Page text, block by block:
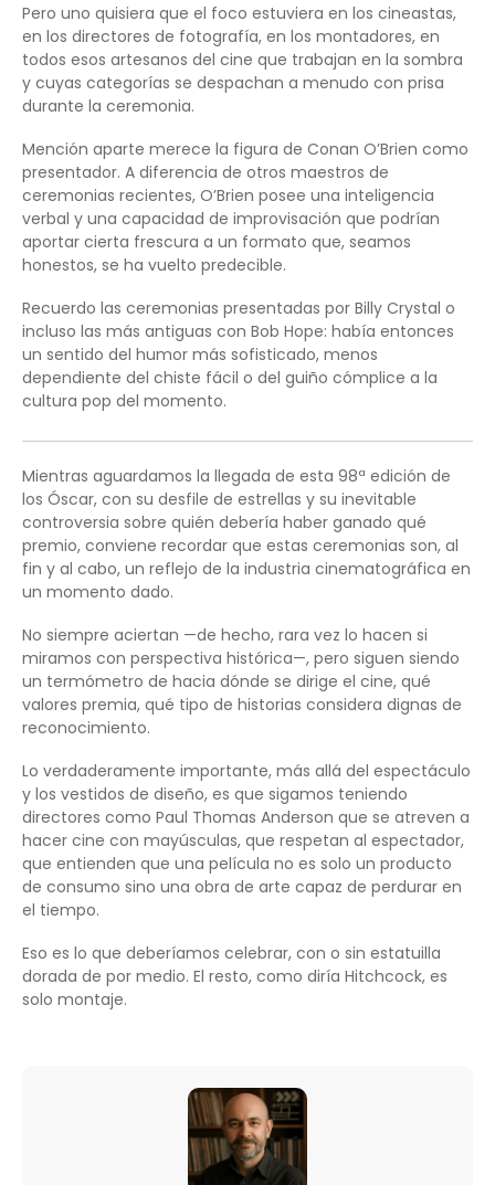
Pero uno quisiera que el foco estuviera en los cineastas,
en los directores de fotografía, en los montadores, en
todos esos artesanos del cine que trabajan en la sombra
y cuyas categorías se despachan a menudo con prisa
durante la ceremonia.
Mención aparte merece la figura de Conan O’Brien como
presentador. A diferencia de otros maestros de
ceremonias recientes, O’Brien posee una inteligencia
verbal y una capacidad de improvisación que podrían
aportar cierta frescura a un formato que, seamos
honestos, se ha vuelto predecible.
Recuerdo las ceremonias presentadas por Billy Crystal o
incluso las más antiguas con Bob Hope: había entonces
un sentido del humor más sofisticado, menos
dependiente del chiste fácil o del guiño cómplice a la
cultura pop del momento.
Mientras aguardamos la llegada de esta 98ª edición de
los Óscar, con su desfile de estrellas y su inevitable
controversia sobre quién debería haber ganado qué
premio, conviene recordar que estas ceremonias son, al
fin y al cabo, un reflejo de la industria cinematográfica en
un momento dado.
No siempre aciertan —de hecho, rara vez lo hacen si
miramos con perspectiva histórica—, pero siguen siendo
un termómetro de hacia dónde se dirige el cine, qué
valores premia, qué tipo de historias considera dignas de
reconocimiento.
Lo verdaderamente importante, más allá del espectáculo
y los vestidos de diseño, es que sigamos teniendo
directores como Paul Thomas Anderson que se atreven a
hacer cine con mayúsculas, que respetan al espectador,
que entienden que una película no es solo un producto
de consumo sino una obra de arte capaz de perdurar en
el tiempo.
Eso es lo que deberíamos celebrar, con o sin estatuilla
dorada de por medio. El resto, como diría Hitchcock, es
solo montaje.